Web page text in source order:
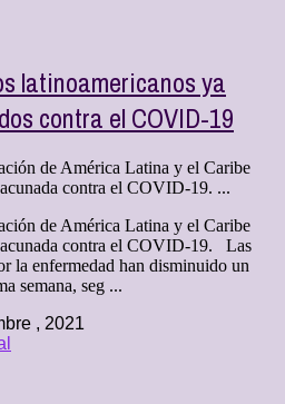
latinoamericanos ya
contra el COVID-19
de América Latina y el Caribe
contra el COVID-19. ...
de América Latina y el Caribe
contra el COVID-19. Las
la enfermedad han disminuido un
semana, seg ...
, 2021